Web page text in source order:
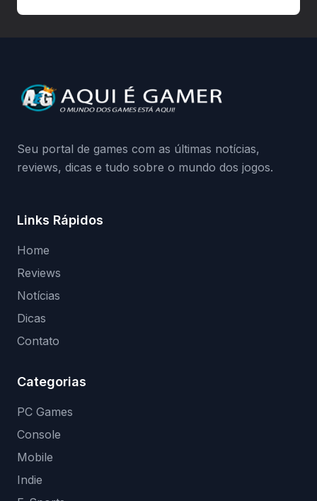
da Playground: negação do preload,
medidas contra acessos não autorizados
Seu portal de games com as últimas notícias,
reviews, dicas e tudo sobre o mundo dos jogos.
Links Rápidos
Home
Reviews
Notícias
Dicas
Contato
Categorias
PC Games
Console
Mobile
Indie